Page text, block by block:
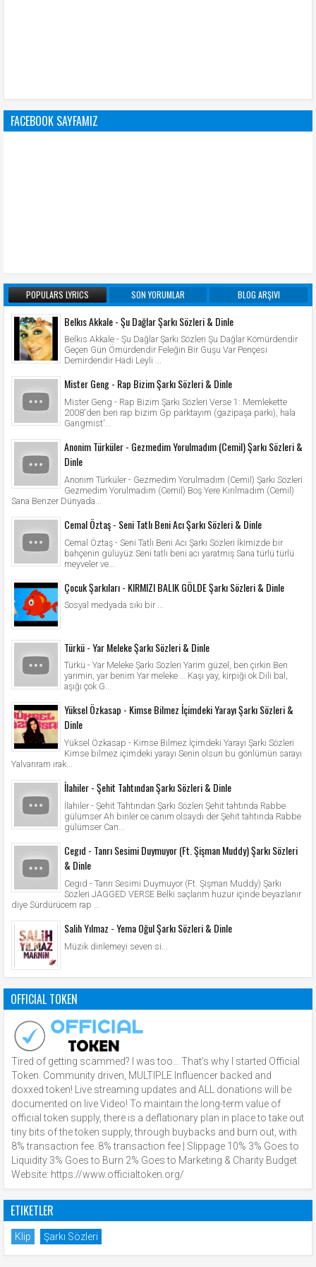
FACEBOOK SAYFAMIZ
POPULARS LYRICS SON YORUMLAR BLOG ARŞIVI
Belkıs Akkale - Şu Dağlar Şarkı Sözleri & Dinle
Belkıs Akkale - Şu Dağlar Şarkı Sözleri Şu Dağlar Kömürdendir
Geçen Gün Ömürdendir Feleğin Bir Guşu Var Pençesi
Demirdendir Hadi Leyli ...
Mister Geng - Rap Bizim Şarkı Sözleri & Dinle
Mister Geng - Rap Bizim Şarkı Sözleri Verse 1: Memlekette
2008'den beri rap bizim Gp parktayım (gazipaşa parkı), hala
Gangmist'...
Anonim Türküler - Gezmedim Yorulmadım (Cemil) Şarkı Sözleri &
Dinle
Anonim Türküler - Gezmedim Yorulmadım (Cemil) Şarkı Sözleri
Gezmedim Yorulmadım (Cemil) Boş Yere Kırılmadım (Cemil)
Sana Benzer Dünyada...
Cemal Öztaş - Seni Tatlı Beni Acı Şarkı Sözleri & Dinle
Cemal Öztaş - Seni Tatlı Beni Acı Şarkı Sözleri İkimizde bir
bahçenin gülüyüz Seni tatlı beni acı yaratmış Sana türlü türlü
meyveler ve...
Çocuk Şarkıları - KIRMIZI BALIK GÖLDE Şarkı Sözleri & Dinle
Sosyal medyada sıkı bir ...
Türkü - Yar Meleke Şarkı Sözleri & Dinle
Türkü - Yar Meleke Şarkı Sözleri Yarim güzel, ben çirkin Ben
yarimin, yar benim Yar meleke … Kaşı yay, kirpiği ok Dili bal,
aşığı çok G...
Yüksel Özkasap - Kimse Bilmez İçimdeki Yarayı Şarkı Sözleri &
Dinle
Yüksel Özkasap - Kimse Bilmez İçimdeki Yarayı Şarkı Sözleri
Kimse bilmez içimdeki yarayı Senin olsun bu gönlümün sarayı
Yalvarıram ırak...
İlahiler - Şehit Tahtından Şarkı Sözleri & Dinle
İlahiler - Şehit Tahtından Şarkı Sözleri Şehit tahtında Rabbe
gülümser Ah binler ce canım olsaydı der Şehit tahtında Rabbe
gülümser Can...
Cegıd - Tanrı Sesimi Duymuyor (Ft. Şişman Muddy) Şarkı Sözleri
& Dinle
Cegıd - Tanrı Sesimi Duymuyor (Ft. Şişman Muddy) Şarkı
Sözleri JAGGED VERSE Belki saçlarım huzur içinde beyazlanır
diye Sürdürücem rap ...
Salih Yılmaz - Yema Oğul Şarkı Sözleri & Dinle
Müzik dinlemeyi seven si...
OFFICIAL TOKEN
Tired of getting scammed? I was too… That’s why I started Official
Token. Community driven, MULTIPLE Influencer backed and
doxxed token! Live streaming updates and ALL donations will be
documented on live Video! To maintain the long-term value of
official token supply, there is a deflationary plan in place to take out
tiny bits of the token supply, through buybacks and burn out, with
8% transaction fee. 8% transaction fee | Slippage 10% 3% Goes to
Liquidity 3% Goes to Burn 2% Goes to Marketing & Charity Budget
Website: https://www.officialtoken.org/
ETIKETLER
Klip Şarkı Sözleri